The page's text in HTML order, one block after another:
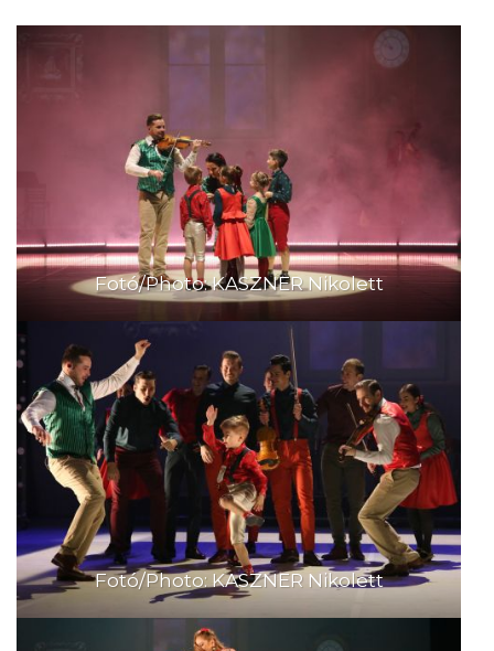
Fotó/Photo: KASZNER Nikolett
Fotó/Photo: KASZNER Nikolett